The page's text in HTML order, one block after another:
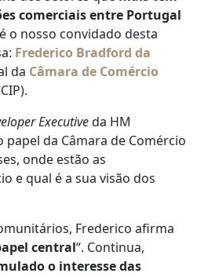
comerciais entre Portugal
o nosso convidado desta
Frederico Bradford da
da Câmara de Comércio
Executiveda HM
da Câmara de Comércio
onde estão as
e qual é a sua visão dos
Frederico afirma
central“. Continua,
o interesse das